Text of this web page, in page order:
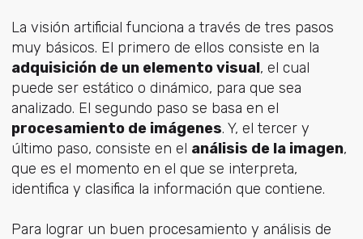
La visión artificial funciona a través de tres pasos
muy básicos. El primero de ellos consiste en la
adquisición de un elemento visual, el cual
puede ser estático o dinámico, para que sea
analizado. El segundo paso se basa en el
procesamiento de imágenes. Y, el tercer y
último paso, consiste en el análisis de la imagen,
que es el momento en el que se interpreta,
identifica y clasifica la información que contiene.
Para lograr un buen procesamiento y análisis de